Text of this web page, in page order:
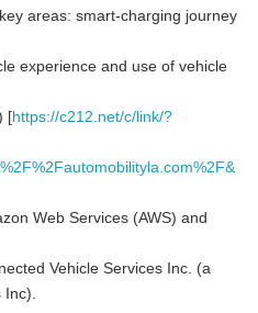
areas: smart-charging journey
experience and use of vehicle
[https://c212.net/c/link/?
Web Services (AWS) and
Vehicle Services Inc. (a
Inc).